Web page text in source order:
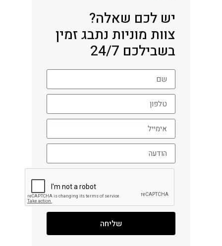
יש לכם שאלה?
צוות מוניות נתבג זמין
בשבילכם 24/7
שליחה